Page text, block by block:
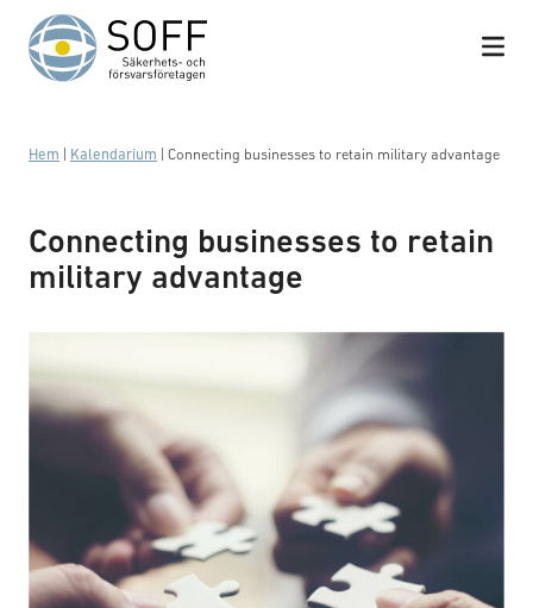
Hoppa till innehåll
Hem Kalendarium Connecting businesses to retain military advantage
Connecting businesses to retain
military advantage